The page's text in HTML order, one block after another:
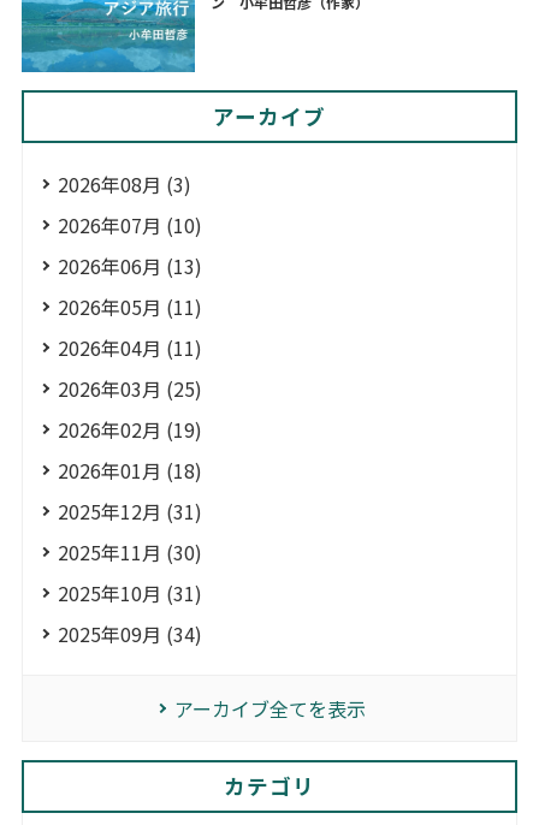
アーカイブ
2026年08月 (3)
2026年07月 (10)
2026年06月 (13)
2026年05月 (11)
2026年04月 (11)
2026年03月 (25)
2026年02月 (19)
2026年01月 (18)
2025年12月 (31)
2025年11月 (30)
2025年10月 (31)
2025年09月 (34)
アーカイブ全てを表示
カテゴリ